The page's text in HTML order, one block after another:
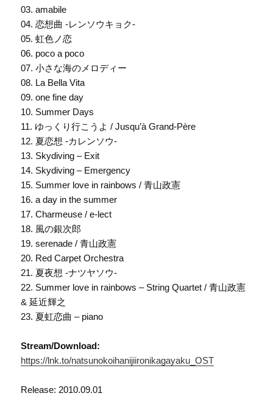
03. amabile
04. 恋想曲 -レンソウキョク-
05. 虹色ノ恋
06. poco a poco
07. 小さな海のメロディー
08. La Bella Vita
09. one fine day
10. Summer Days
11. ゆっくり行こうよ / Jusqu’à Grand-Père
12. 夏恋想 -カレンソウ-
13. Skydiving – Exit
14. Skydiving – Emergency
15. Summer love in rainbows / 青山政憲
16. a day in the summer
17. Charmeuse / e-lect
18. 風の銀次郎
19. serenade / 青山政憲
20. Red Carpet Orchestra
21. 夏夜想 -ナツヤソウ-
22. Summer love in rainbows – String Quartet / 青山政憲
& 延近輝之
23. 夏虹恋曲 – piano
Stream/Download:
https://lnk.to/natsunokoihanijiironikagayaku_OST
Release: 2010.09.01